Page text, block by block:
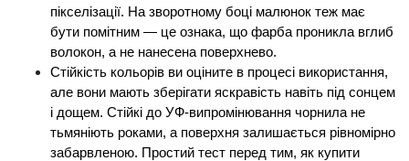
пікселізації. На зворотному боці малюнок теж має
бути помітним — це ознака, що фарба проникла вглиб
волокон, а не нанесена поверхнево.
Стійкість кольорів ви оціните в процесі використання,
але вони мають зберігати яскравість навіть під сонцем
і дощем. Стійкі до УФ-випромінювання чорнила не
тьмяніють роками, а поверхня залишається рівномірно
забарвленою. Простий тест перед тим, як купити